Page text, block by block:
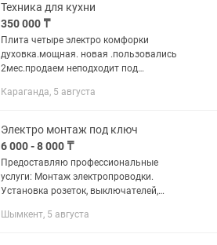
Техника для кухни
350 000 ₸
Плита четыре электро комфорки
духовка.мощная. новая .пользовались
2мес.продаем неподходит под
хололильником в отличном состояни
Караганда, 5 августа
Электро монтаж под ключ
6 000 - 8 000 ₸
Предоставляю профессиональные
услуги: Монтаж электропроводки.
Установка розеток, выключателей,
техники: плиты, бойлеры, стиральные
Шымкент, 5 августа